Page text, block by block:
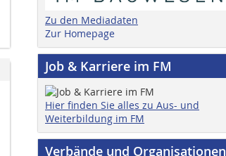
Zu den Mediadaten
Zur Homepage
Job & Karriere im FM
Hier finden Sie alles zu Aus- und
Weiterbildung im FM
Verbände und Organisationen